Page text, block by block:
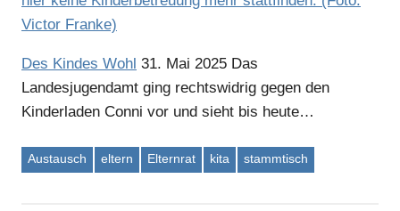
Des Kindes Wohl 31. Mai 2025 Das
Landesjugendamt ging rechtswidrig gegen den
Kinderladen Conni vor und sieht bis heute…
Austausch eltern Elternrat kita stammtisch